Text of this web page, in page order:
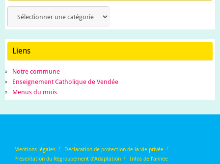
Liens
Notre commune
Enseignement Catholique de Vendée
Menus du mois
Mentions légales
Déclaration de protection de la vie privée
Présentation du Regroupement d’Adaptation
Infos de l’année